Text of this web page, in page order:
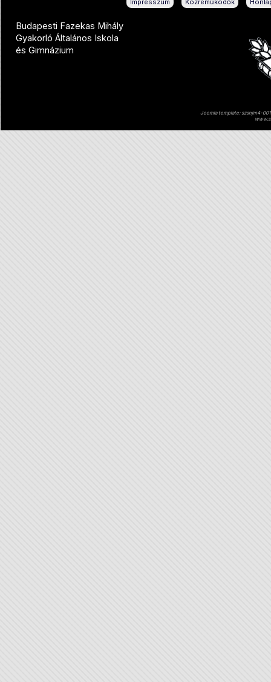
Impresszum Közreműködők
Budapesti Fazekas Mihály
Gyakorló Általános Iskola
és Gimnázium
Joomla template: szsnjm4-